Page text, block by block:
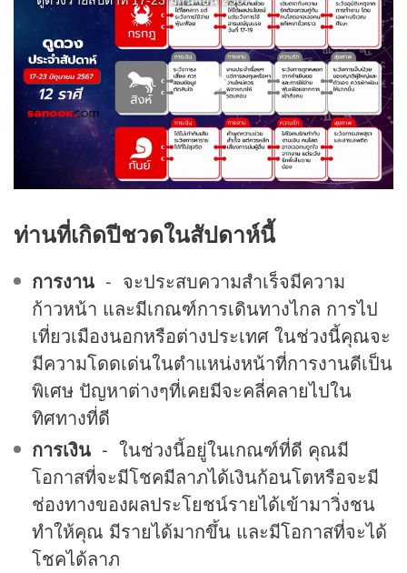
ท่านที่เกิดปีชวดในสัปดาห์นี้
การงาน - จะประสบความสำเร็จมีความ
ก้าวหน้า และมีเกณฑ์การเดินทางไกล การไป
เที่ยวเมืองนอกหรือต่างประเทศ ในช่วงนี้คุณจะ
มีความโดดเด่นในตำแหน่งหน้าที่การงานดีเป็น
พิเศษ ปัญหาต่างๆที่เคยมีจะคลี่คลายไปใน
ทิศทางที่ดี
การเงิน - ในช่วงนี้อยู่ในเกณฑ์ที่ดี คุณมี
โอกาสที่จะมีโชคมีลาภได้เงินก้อนโตหรือจะมี
ช่องทางของผลประโยชน์รายได้เข้ามาวิ่งชน
ทำให้คุณ มีรายได้มากขึ้น และมีโอกาสที่จะได้
โชคได้ลาภ